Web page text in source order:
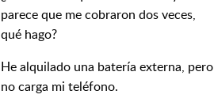
parece que me cobraron dos veces,
qué hago?
He alquilado una batería externa, pero
no carga mi teléfono.